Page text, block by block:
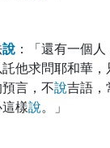
說 ：「還有一個
他求問耶和華
言，不說吉語，
這樣說。」